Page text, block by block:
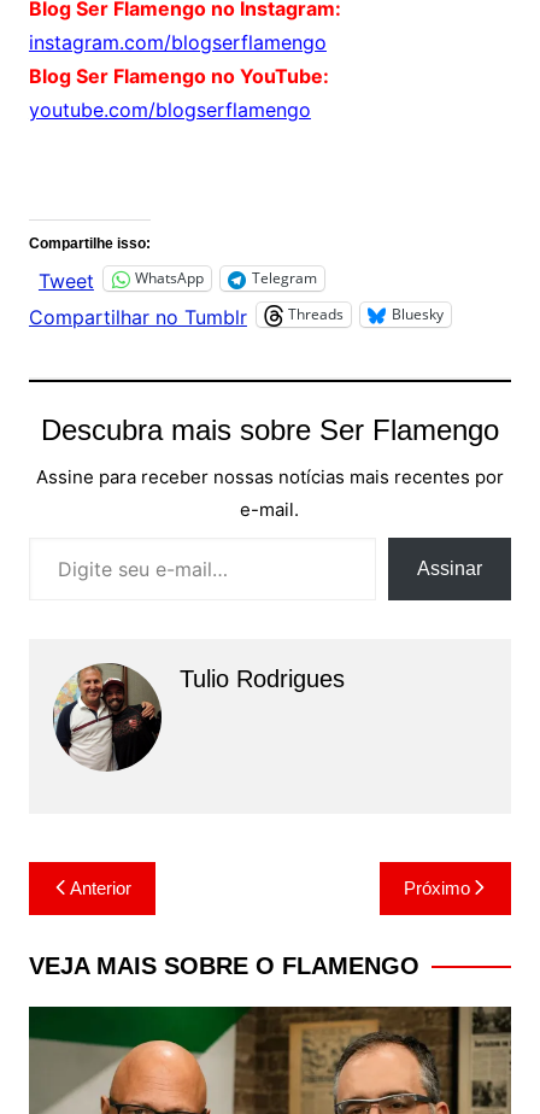
Blog Ser Flamengo no Instagram:
instagram.com/blogserflamengo
Blog Ser Flamengo no YouTube:
youtube.com/blogserflamengo
Compartilhe isso:
Tweet WhatsApp Telegram
Compartilhar no Tumblr Threads Bluesky
Descubra mais sobre Ser Flamengo
Assine para receber nossas notícias mais recentes por
e-mail.
Assinar
Tulio Rodrigues
Navegação
de
Post
Anterior Próximo
VEJA MAIS SOBRE O FLAMENGO